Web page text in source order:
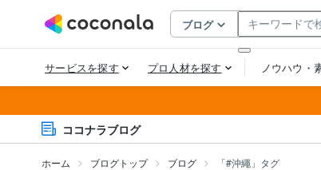
ココナラブログ
ホーム ブログトップ ブログ 「#沖繩」タグ